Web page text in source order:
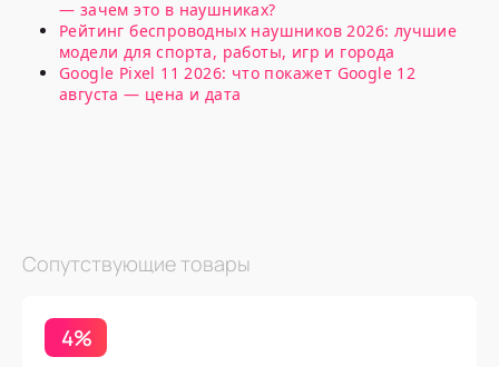
— зачем это в наушниках?
Рейтинг беспроводных наушников 2026: лучшие
модели для спорта, работы, игр и города
Google Pixel 11 2026: что покажет Google 12
августа — цена и дата
Сопутствующие товары
4%